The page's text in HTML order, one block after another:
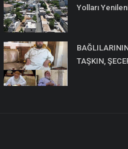
Yolları
TAŞKIN,